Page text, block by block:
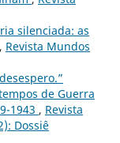
silenciada: as
, Revista Mundos
de Guerra
1943 , Revista
Dossiê